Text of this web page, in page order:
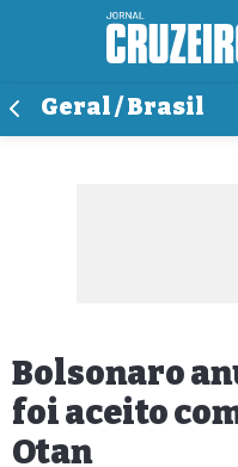
Geral / Brasil
Bolsonaro
foi aceito
Otan